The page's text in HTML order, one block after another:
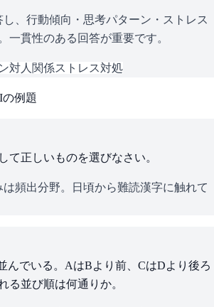
、行動傾向・思考パターン・ストレス
一貫性のある回答が重要です。
対人関係ストレス対処
の例題
て正しいものを選びなさい。
は頻出分野。日頃から難読漢字に触れて
んでいる。AはBより前、CはDより後ろ
る並び順は何通りか。